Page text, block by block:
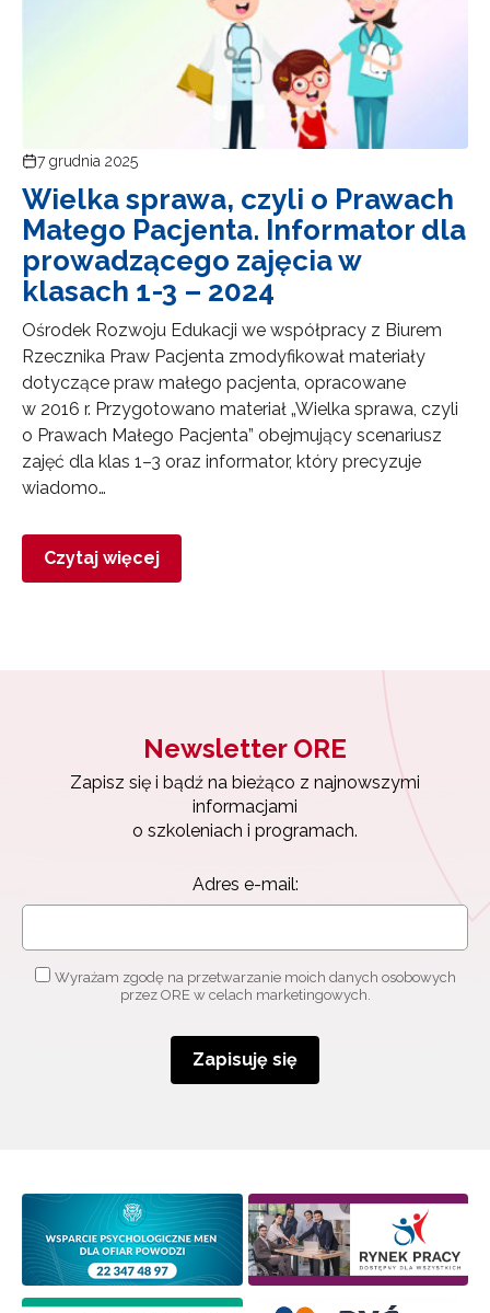
7 grudnia 2025
Wielka sprawa, czyli o Prawach
Małego Pacjenta. Informator dla
prowadzącego zajęcia w
klasach 1-3 – 2024
Ośrodek Rozwoju Edukacji we współpracy z Biurem
Rzecznika Praw Pacjenta zmodyfikował materiały
dotyczące praw małego pacjenta, opracowane
w 2016 r. Przygotowano materiał „Wielka sprawa, czyli
o Prawach Małego Pacjenta” obejmujący scenariusz
zajęć dla klas 1–3 oraz informator, który precyzuje
wiadomo…
Czytaj więcej
Newsletter ORE
Zapisz się i bądź na bieżąco z najnowszymi
informacjami
o szkoleniach i programach.
Adres e-mail:
Wyrażam zgodę na przetwarzanie moich danych osobowych
przez ORE w celach marketingowych.
Zapisuję się
Newsletter ORE
Zapisz się i bądź na bieżąco z najnowszymi
o szkoleniach i programach.
Wyrażam zgodę na przetwarzanie moich danych
osobowych przez ORE w celach marketingowych.